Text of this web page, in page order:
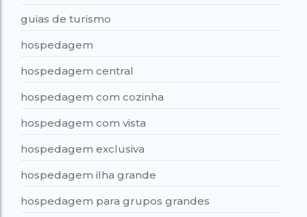
guias de turismo
hospedagem
hospedagem central
hospedagem com cozinha
hospedagem com vista
hospedagem exclusiva
hospedagem ilha grande
hospedagem para grupos grandes